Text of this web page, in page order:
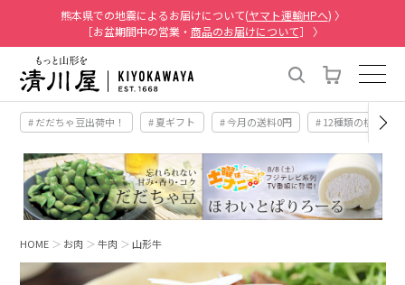
熊本県での地震によるお届けについて(ヤマト運輸HPへ) 〉
［お盆期間中の営業・ 商品のお届けについて］ 〉
# だだちゃ豆出荷中！ # 夏ギフト # 今月の送料0円 # 12種類の桃
HOME お肉 牛肉 山形牛